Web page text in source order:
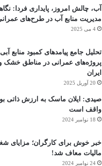
آب، چالش امروز، پایداری فردا:
مدیریت منابع آب در طرح‌های
4 می 2025
تحلیل جامع پیامدهای کمبود منابع
پروژه‌های عمرانی در مناطق خشک
ایران
20 آوریل 2025
صیدی: ایلان ماسک به ارزش ذاتی
واقف است
18 نوامبر 2024
خبر خوش برای کارگران؛ مزایای
مالیات معاف شد!
24 نوامبر 2024